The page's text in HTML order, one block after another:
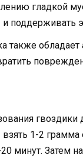
гладкой
и поддерживать
также
гвоздики
1-2
20 минут. Затем